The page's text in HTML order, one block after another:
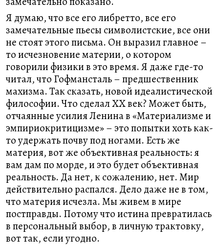
Я думаю, что все его либретто, все его
замечательные пьесы символистские, все они
не стоят этого письма. Он выразил главное –
то исчезновение материи, о котором
говорили физики в это время. Я даже где-то
читал, что Гофмансталь – предшественник
махизма. Так сказать, новой идеалистической
философии. Что сделал ХХ век? Может быть,
отчаянные усилия Ленина в «Материализме и
эмпириокритицизме» – это попытки хоть как-
то удержать почву под ногами. Есть же
материя, вот же объективная реальность: я
вам дам по морде, и это будет объективная
реальность. Да нет, к сожалению, нет. Мир
действительно распался. Дело даже не в том,
что материя исчезла. Мы живем в мире
постправды. Потому что истина превратилась
в персональный выбор, в личную трактовку,
вот так, если угодно.